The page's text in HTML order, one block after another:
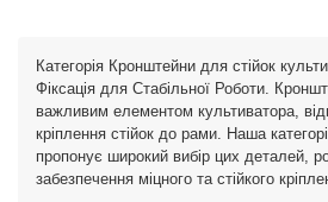
Категорія Кронштейни для стійок
Фіксація для Стабільної Роботи.
важливим елементом культиватора,
кріплення стійок до рами. Наша
пропонує широкий вибір цих деталей,
забезпечення міцного та стійкого